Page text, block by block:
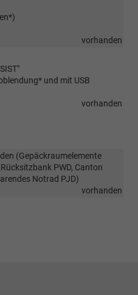
vorhanden
und mit USB
vorhanden
(Gepäckraumelemente
PWD, Canton
Notrad PJD)
vorhanden